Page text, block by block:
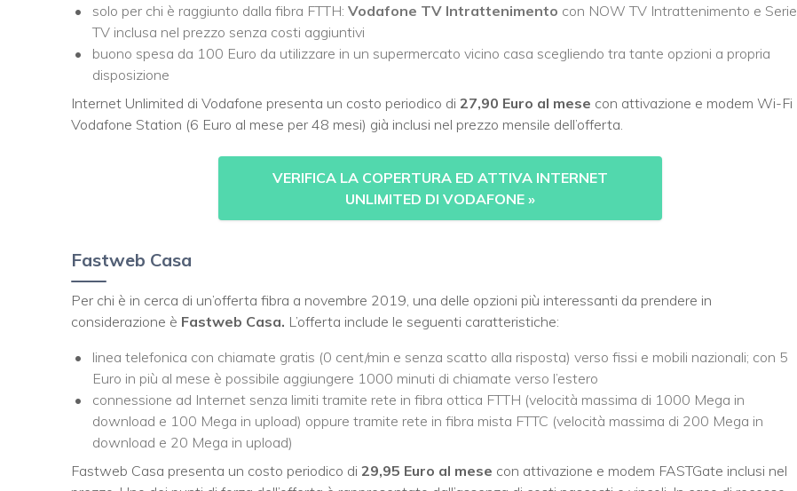
solo per chi è raggiunto dalla fibra FTTH: Vodafone TV Intrattenimento con NOW TV Intrattenimento e Serie
TV inclusa nel prezzo senza costi aggiuntivi
buono spesa da 100 Euro da utilizzare in un supermercato vicino casa scegliendo tra tante opzioni a propria
disposizione
Internet Unlimited di Vodafone presenta un costo periodico di 27,90 Euro al mese con attivazione e modem Wi-Fi
Vodafone Station (6 Euro al mese per 48 mesi) già inclusi nel prezzo mensile dell’offerta.
VERIFICA LA COPERTURA ED ATTIVA INTERNET
UNLIMITED DI VODAFONE »
Fastweb Casa
Per chi è in cerca di un’offerta fibra a novembre 2019, una delle opzioni più interessanti da prendere in
considerazione è Fastweb Casa. L’offerta include le seguenti caratteristiche:
linea telefonica con chiamate gratis (0 cent/min e senza scatto alla risposta) verso fissi e mobili nazionali; con 5
Euro in più al mese è possibile aggiungere 1000 minuti di chiamate verso l’estero
connessione ad Internet senza limiti tramite rete in fibra ottica FTTH (velocità massima di 1000 Mega in
download e 100 Mega in upload) oppure tramite rete in fibra mista FTTC (velocità massima di 200 Mega in
download e 20 Mega in upload)
Fastweb Casa presenta un costo periodico di 29,95 Euro al mese con attivazione e modem FASTGate inclusi nel